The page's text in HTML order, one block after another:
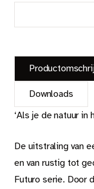
Downloads
‘Als je de natuur in
De uitstraling van
en van rustig tot
Futuro serie. Door